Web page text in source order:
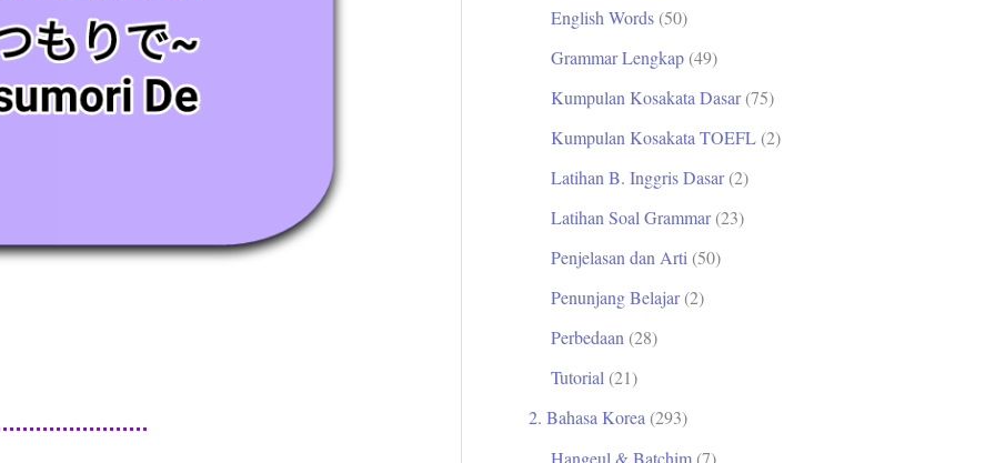
English Words (50)
Grammar Lengkap (49)
Kumpulan Kosakata Dasar(75)
Kumpulan Kosakata TOEFL (2)
Latihan B. Inggris Dasar(2)
Latihan Soal Grammar(23)
Penjelasan dan Arti (50)
Penunjang Belajar(2)
Perbedaan (28)
Tutorial (21)
2. Bahasa Korea (293)
Hangeul & Batchim (7)